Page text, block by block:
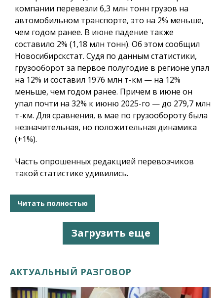
компании перевезли 6,3 млн тонн грузов на
автомобильном транспорте, это на 2% меньше,
чем годом ранее. В июне падение также
составило 2% (1,18 млн тонн). Об этом сообщил
Новосибирскстат. Судя по данным статистики,
грузооборот за первое полугодие в регионе упал
на 12% и составил 1976 млн т-км — на 12%
меньше, чем годом ранее. Причем в июне он
упал почти на 32% к июню 2025-го — до 279,7 млн
т-км. Для сравнения, в мае по грузообороту была
незначительная, но положительная динамика
(+1%).
Часть опрошенных редакцией перевозчиков
такой статистике удивились.
Читать полностью
Загрузить еще
АКТУАЛЬНЫЙ РАЗГОВОР